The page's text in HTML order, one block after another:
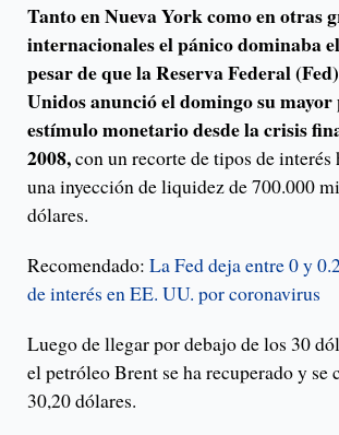
Tanto en Nueva York como en otras
internacionales el pánico dominaba
pesar de que la Reserva Federal
Unidos anunció el domingo su mayor
estímulo monetario desde la crisis
2008,con un recorte de tipos de interés
una inyección de liquidez de 700.000
dólares.
Recomendado: La Fed deja entre 0 y
de interés en EE. UU. por coronavirus
Luego de llegar por debajo de los 30
el petróleo Brent se ha recuperado y se
30,20 dólares.